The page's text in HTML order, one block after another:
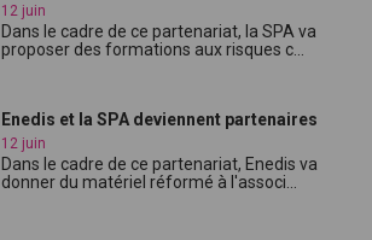
12 juin
Dans le cadre de ce partenariat, la SPA va
proposer des formations aux risques c...
Enedis et la SPA deviennent partenaires
12 juin
Dans le cadre de ce partenariat, Enedis va
donner du matériel réformé à l'associ...